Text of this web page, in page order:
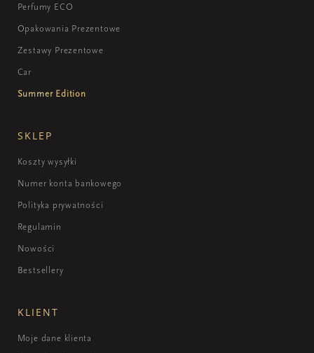
Perfumy ECO
Opakowania Prezentowe
Zestawy Prezentowe
Car
Summer Edition
SKLEP
Koszty wysyłki
Numer konta bankowego
Polityka prywatności
Regulamin
Nowości
Bestsellery
KLIENT
Moje dane klienta